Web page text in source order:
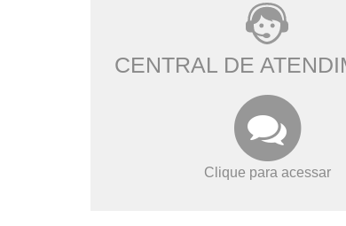
CENTRAL DE
Clique para acessar